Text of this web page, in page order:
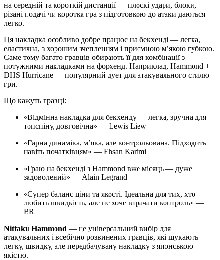
на середній та короткій дистанції — плоскі удари, блоки,
різані подачі чи коротка гра з підготовкою до атаки даються
легко.
Ця накладка особливо добре працює на бекхенді — легка,
еластична, з хорошим зчепленням і приємною м’якою губкою.
Саме тому багато гравців обирають її для комбінації з
потужними накладками на форхенд. Наприклад, Hammond +
DHS Hurricane — популярний дует для атакувального стилю
гри.
Що кажуть гравці:
«Відмінна накладка для бекхенду — легка, зручна для
топспіну, довговічна» — Lewis Liew
«Гарна динаміка, м’яка, але контрольована. Підходить
навіть початківцям» — Ehsan Karimi
«Граю на бекхенді з Hammond вже місяць — дуже
задоволений» — Alain Legrand
«Супер баланс ціни та якості. Ідеальна для тих, хто
любить швидкість, але не хоче втрачати контроль» —
BR
Nittaku Hammond — це універсальний вибір для
атакувальних і всебічно розвинених гравців, які шукають
легку, швидку, але передбачувану накладку з японською
якістю.